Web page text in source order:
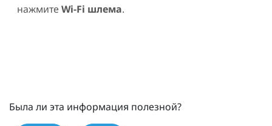
нажмите Wi-Fi шлема.
Была ли эта информация полезной?